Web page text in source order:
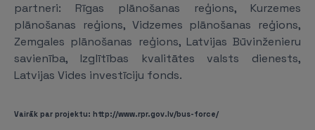
partneri: Rīgas plānošanas reģions, Kurzemes
plānošanas reģions, Vidzemes plānošanas reģions,
Zemgales plānošanas reģions, Latvijas Būvinženieru
savienība, Izglītības kvalitātes valsts dienests,
Latvijas Vides investīciju fonds.
Vairāk par projektu: http://www.rpr.gov.lv/bus-force/